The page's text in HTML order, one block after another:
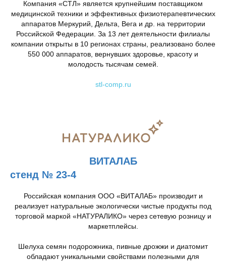
Компания «СТЛ» является крупнейшим поставщиком
медицинской техники и эффективных физиотерапевтических
аппаратов Меркурий, Дельта, Вега и др. на территории
Российской Федерации. За 13 лет деятельности филиалы
компании открыты в 10 регионах страны, реализовано более
550 000 аппаратов, вернувших здоровье, красоту и
молодость тысячам семей.
stl-comp.ru
ВИТАЛАБ
стенд № 23-4
Российская компания ООО «ВИТАЛАБ» производит и
реализует натуральные экологически чистые продукты под
торговой маркой «НАТУРАЛИКО» через сетевую розницу и
маркетплейсы.
Шелуха семян подорожника, пивные дрожжи и диатомит
обладают уникальными свойствами полезными для